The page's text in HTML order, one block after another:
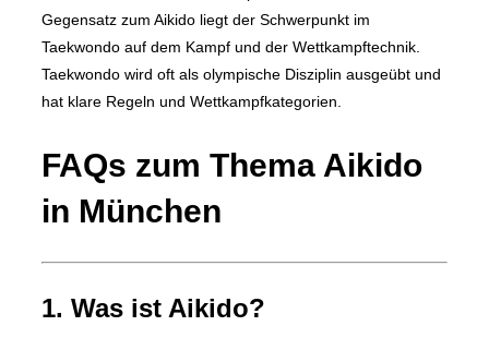
Gegensatz zum Aikido liegt der Schwerpunkt im
Taekwondo auf dem Kampf und der Wettkampftechnik.
Taekwondo wird oft als olympische Disziplin ausgeübt und
hat klare Regeln und Wettkampfkategorien.
FAQs zum Thema Aikido
in München
1. Was ist Aikido?